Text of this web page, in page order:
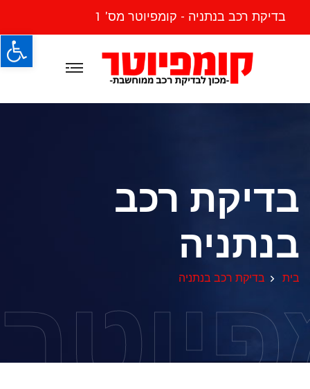
בדיקת רכב בנתניה - קומפיוטר מס' 1
בדיקת רכב
בנתניה
בית בדיקת רכב בנתניה